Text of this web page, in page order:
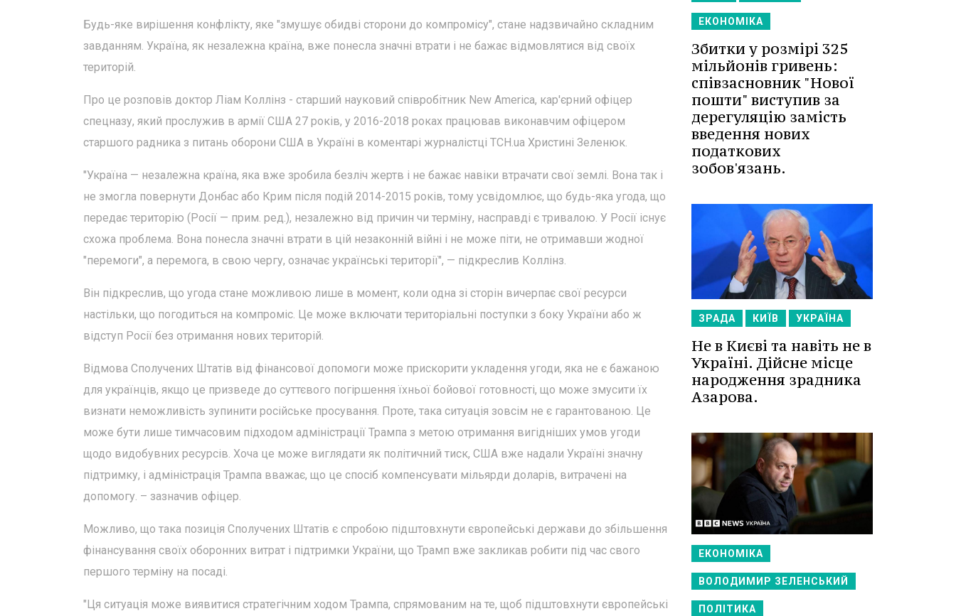
Будь-яке вирішення конфлікту, яке "змушує обидві сторони до компромісу", стане надзвичайно складним
завданням. Україна, як незалежна країна, вже понесла значні втрати і не бажає відмовлятися від своїх
територій.
Про це розповів доктор Ліам Коллінз - старший науковий співробітник New America, кар'єрний офіцер
спецназу, який прослужив в армії США 27 років, у 2016-2018 роках працював виконавчим офіцером
старшого радника з питань оборони США в Україні в коментарі журналістці ТСН.ua Христині Зеленюк.
"Україна — незалежна країна, яка вже зробила безліч жертв і не бажає навіки втрачати свої землі. Вона так і
не змогла повернути Донбас або Крим після подій 2014-2015 років, тому усвідомлює, що будь-яка угода, що
передає територію (Росії — прим. ред.), незалежно від причин чи терміну, насправді є тривалою. У Росії існує
схожа проблема. Вона понесла значні втрати в цій незаконній війні і не може піти, не отримавши жодної
"перемоги", а перемога, в свою чергу, означає українські території", — підкреслив Коллінз.
Він підкреслив, що угода стане можливою лише в момент, коли одна зі сторін вичерпає свої ресурси
настільки, що погодиться на компроміс. Це може включати територіальні поступки з боку України або ж
відступ Росії без отримання нових територій.
Відмова Сполучених Штатів від фінансової допомоги може прискорити укладення угоди, яка не є бажаною
для українців, якщо це призведе до суттєвого погіршення їхньої бойової готовності, що може змусити їх
визнати неможливість зупинити російське просування. Проте, така ситуація зовсім не є гарантованою. Це
може бути лише тимчасовим підходом адміністрації Трампа з метою отримання вигідніших умов угоди
щодо видобувних ресурсів. Хоча це може виглядати як політичний тиск, США вже надали Україні значну
підтримку, і адміністрація Трампа вважає, що це спосіб компенсувати мільярди доларів, витрачені на
допомогу. – зазначив офіцер.
Можливо, що така позиція Сполучених Штатів є спробою підштовхнути європейські держави до збільшення
фінансування своїх оборонних витрат і підтримки України, що Трамп вже закликав робити під час свого
першого терміну на посаді.
"Ця ситуація може виявитися стратегічним ходом Трампа, спрямованим на те, щоб підштовхнути європейські
ЕКОНОМІКА
Збитки у розмірі 325
мільйонів гривень:
співзасновник "Нової
пошти" виступив за
дерегуляцію замість
введення нових
податкових
зобов'язань.
ЗРАДА КИЇВ УКРАЇНА
Не в Києві та навіть не в
Україні. Дійсне місце
народження зрадника
Азарова.
ЕКОНОМІКА
ВОЛОДИМИР ЗЕЛЕНСЬКИЙ
ПОЛІТИКА